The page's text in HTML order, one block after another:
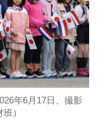
年6月17日、撮影
）